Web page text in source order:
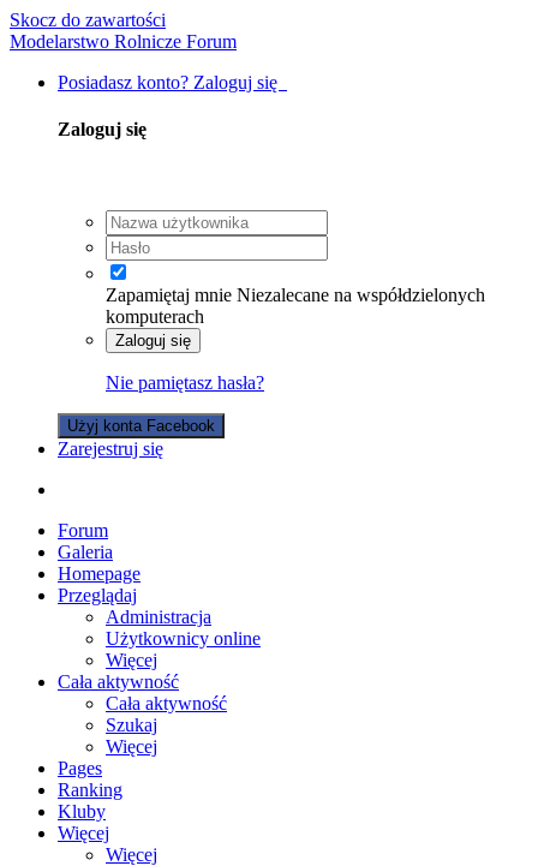
Skocz do zawartości
Modelarstwo Rolnicze Forum
Posiadasz konto? Zaloguj się
Zaloguj się
Zapamiętaj mnie Niezalecane na współdzielonych
komputerach
Zaloguj się
Nie pamiętasz hasła?
Użyj konta Facebook
Zarejestruj się
Forum
Galeria
Homepage
Przeglądaj
Administracja
Użytkownicy online
Więcej
Cała aktywność
Cała aktywność
Szukaj
Więcej
Pages
Ranking
Kluby
Więcej
Więcej